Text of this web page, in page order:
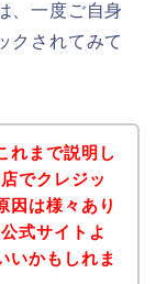
、一度ご自身
クされてみて
れまで説明し
でクレジッ
因は様々あり
式サイトよ
いかもしれま